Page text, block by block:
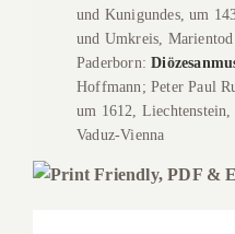
und Kunigundes, um
und Umkreis,
Paderborn:
Hoffmann; Peter Paul
um 1612,
Vaduz-Vienna